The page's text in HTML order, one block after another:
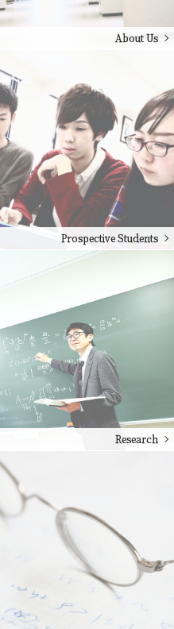
About Us
Prospective Students
Research